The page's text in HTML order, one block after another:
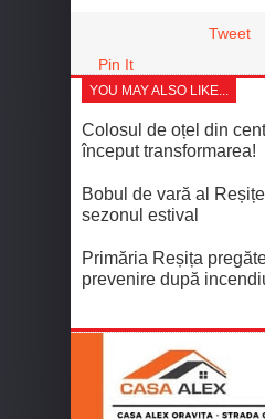
Tweet
Pin It
YOU MAY ALSO LIKE...
Colosul de oțel din
început transformarea!
Bobul de vară al
sezonul estival
Primăria Reșița
prevenire după